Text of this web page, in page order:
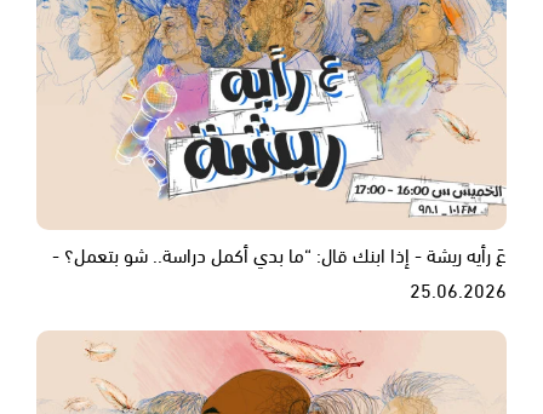
عَ رأيه ريشة - إذا ابنك قال: “ما بدي أكمل دراسة.. شو بتعمل؟ -
25.06.2026